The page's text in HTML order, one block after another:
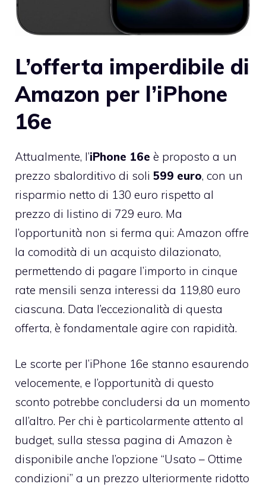
L’offerta imperdibile di
Amazon per l’iPhone
16e
Attualmente, l’iPhone 16e è proposto a un
prezzo sbalorditivo di soli 599 euro, con un
risparmio netto di 130 euro rispetto al
prezzo di listino di 729 euro. Ma
l’opportunità non si ferma qui: Amazon offre
la comodità di un acquisto dilazionato,
permettendo di pagare l’importo in cinque
rate mensili senza interessi da 119,80 euro
ciascuna. Data l’eccezionalità di questa
offerta, è fondamentale agire con rapidità.
Le scorte per l’iPhone 16e stanno esaurendo
velocemente, e l’opportunità di questo
sconto potrebbe concludersi da un momento
all’altro. Per chi è particolarmente attento al
budget, sulla stessa pagina di Amazon è
disponibile anche l’opzione “Usato – Ottime
condizioni” a un prezzo ulteriormente ridotto